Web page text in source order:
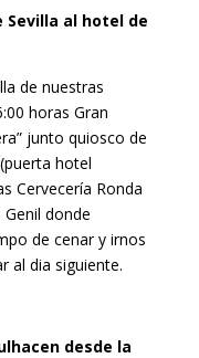
Sevilla al hotel de
de nuestras
horas Gran
junto quiosco de
hotel
Cervecería Ronda
donde
de cenar y irnos
al dia siguiente.
desde la